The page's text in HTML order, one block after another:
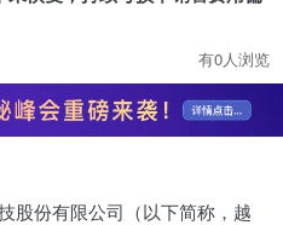
更多
园
有0人浏览
份有限公司（以下简称，越